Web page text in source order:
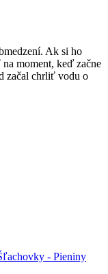
Ak si ho
moment, keď začne
začal chrliť vodu o
- Pieniny